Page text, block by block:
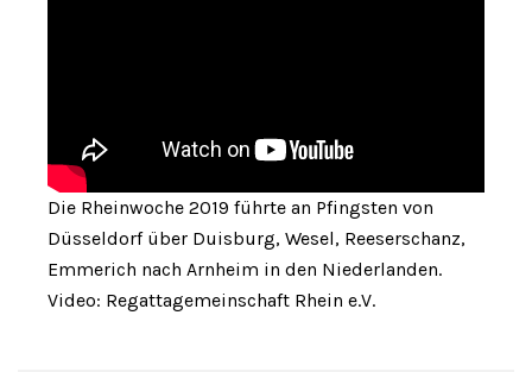
Die Rheinwoche 2019 führte an Pfingsten von
Düsseldorf über Duisburg, Wesel, Reeserschanz,
Emmerich nach Arnheim in den Niederlanden.
Video: Regattagemeinschaft Rhein e.V.